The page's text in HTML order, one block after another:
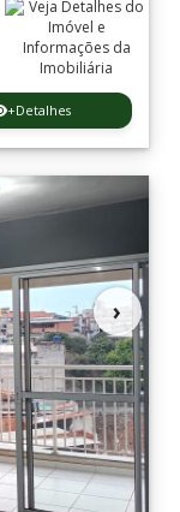
+Detalhes
›